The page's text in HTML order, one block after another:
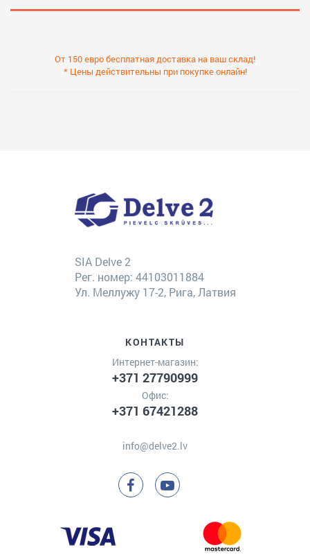
От 150 евро бесплатная доставка на ваш склад!
* Цены действительны при покупке онлайн!
SIA Delve 2
Рег. номер: 44103011884
Ул. Меллужу 17-2, Рига, Латвия
КОНТАКТЫ
Интернет-магазин:
+371 27790999
Офис:
+371 67421288
info@delve2.lv